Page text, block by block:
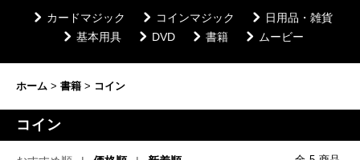
カードマジック コインマジック
日用品・雑貨
基本用具
DVD 書籍 ムービー
ホーム > 書籍 > コイン
コイン